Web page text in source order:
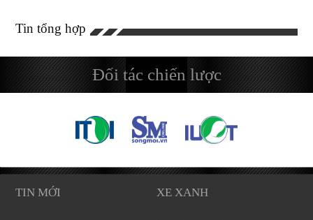
Tin tổng hợp
Đối tác chiến lược
TIN MỚI XE XANH